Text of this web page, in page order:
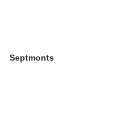
Septmonts